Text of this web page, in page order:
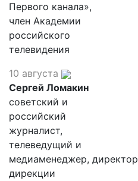
Первого канала»,
член Академии
российского
телевидения
10 августа
Сергей Ломакин
советский и
российский
журналист,
телеведущий и
медиаменеджер, директор
дирекции